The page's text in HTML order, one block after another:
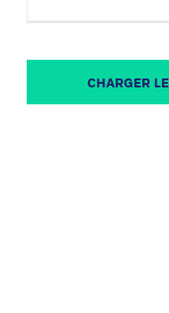
CHARGER